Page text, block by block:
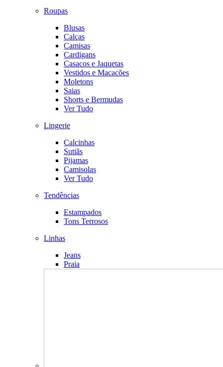
Roupas
Blusas
Calças
Camisas
Cardigans
Casacos e Jaquetas
Vestidos e Macacões
Moletons
Saias
Shorts e Bermudas
Ver Tudo
Lingerie
Calcinhas
Sutiãs
Pijamas
Camisolas
Ver Tudo
Tendências
Estampados
Tons Terrosos
Linhas
Jeans
Praia